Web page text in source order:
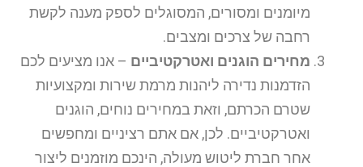
מיומנים ומסורים, המסוגלים לספק מענה לקשת
רחבה של צרכים ומצבים.
מחירים הוגנים ואטרקטיביים – אנו מציעים לכם
הזדמנות נדירה ליהנות מרמת שירות ומקצועיות
שטרם הכרתם, וזאת במחירים נוחים, הוגנים
ואטרקטיביים. לכן, אם אתם רציניים ומחפשים
אחר חברת ליטוש מעולה, הינכם מוזמנים ליצור